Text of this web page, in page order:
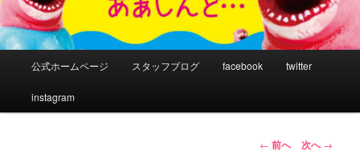
メ
メ
イ
公式ホームページ スタッフブログ facebook twitter
instagram
投
← 前へ 次へ→